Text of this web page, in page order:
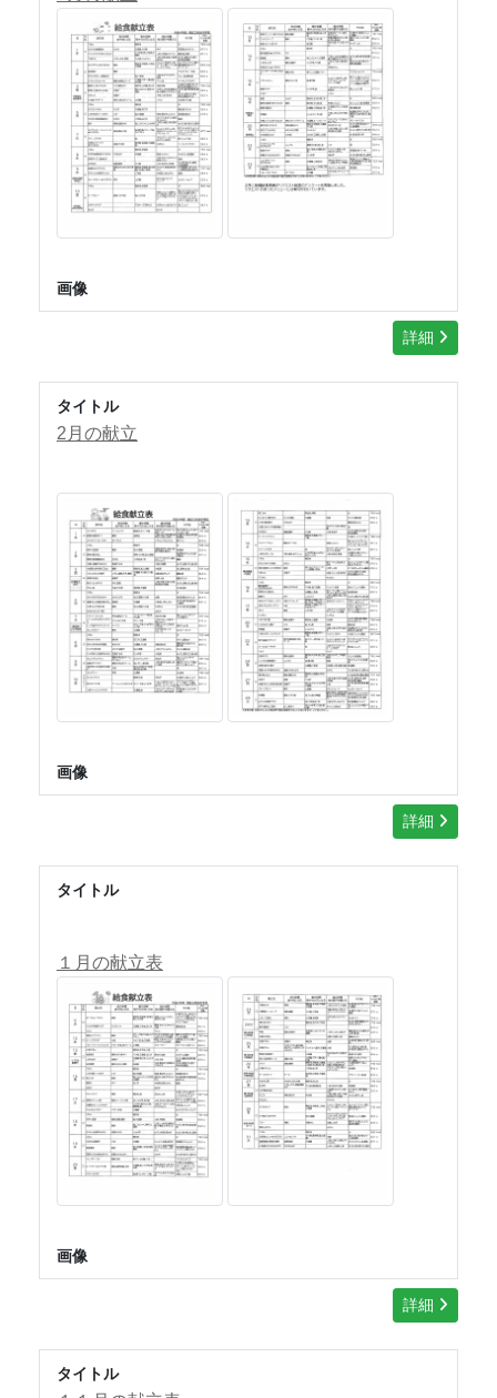
画像
詳細
タイトル
2月の献立
画像
詳細
タイトル
１月の献立表
画像
詳細
タイトル